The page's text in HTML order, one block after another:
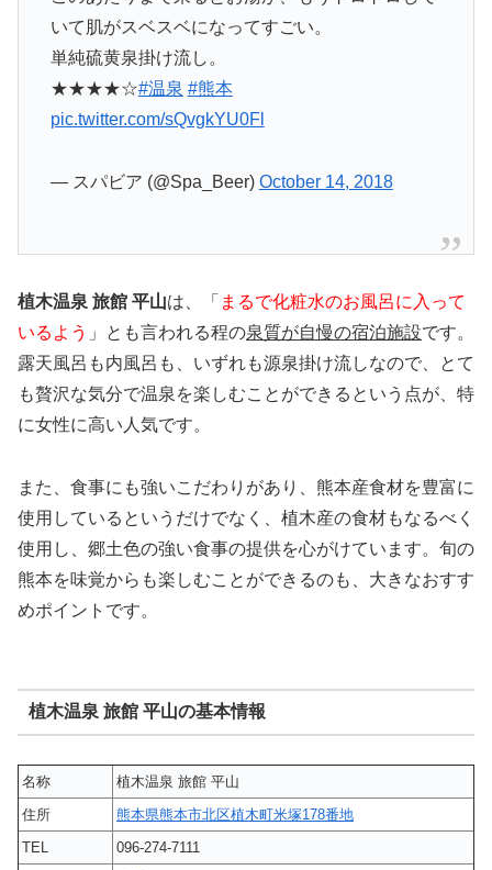
いて肌がスベスベになってすごい。
単純硫黄泉掛け流し。
★★★★☆#温泉 #熊本
pic.twitter.com/sQvgkYU0Fl
— スパビア (@Spa_Beer) October 14, 2018
植木温泉 旅館 平山は、「 まるで化粧水のお風呂に入って
いるよう 」とも言われる程の泉質が自慢の宿泊施設です。
露天風呂も内風呂も、いずれも源泉掛け流しなので、とて
も贅沢な気分で温泉を楽しむことができるという点が、特
に女性に高い人気です。
また、食事にも強いこだわりがあり、熊本産食材を豊富に
使用しているというだけでなく、植木産の食材もなるべく
使用し、郷土色の強い食事の提供を心がけています。旬の
熊本を味覚からも楽しむことができるのも、大きなおすす
めポイントです。
植木温泉 旅館 平山の基本情報
名称
植木温泉 旅館 平山
住所
熊本県熊本市北区植木町米塚178番地
TEL
096-274-7111